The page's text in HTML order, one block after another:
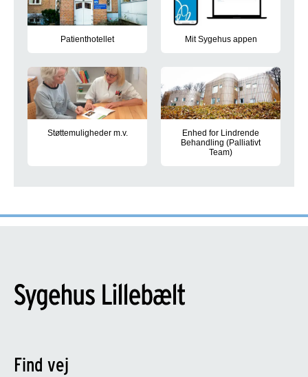
Patienthotellet Mit Sygehus appen
Støttemuligheder m.v.
Enhed for Lindrende
Behandling (Palliativt
Team)
Find vej